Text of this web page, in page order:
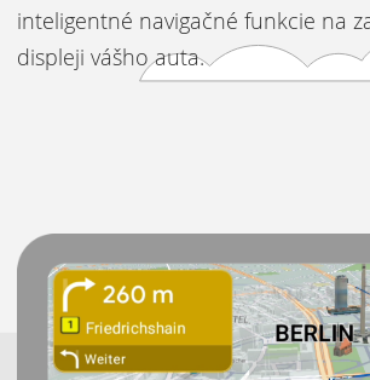
inteligentné navigačné funkcie na
displeji vášho auta.